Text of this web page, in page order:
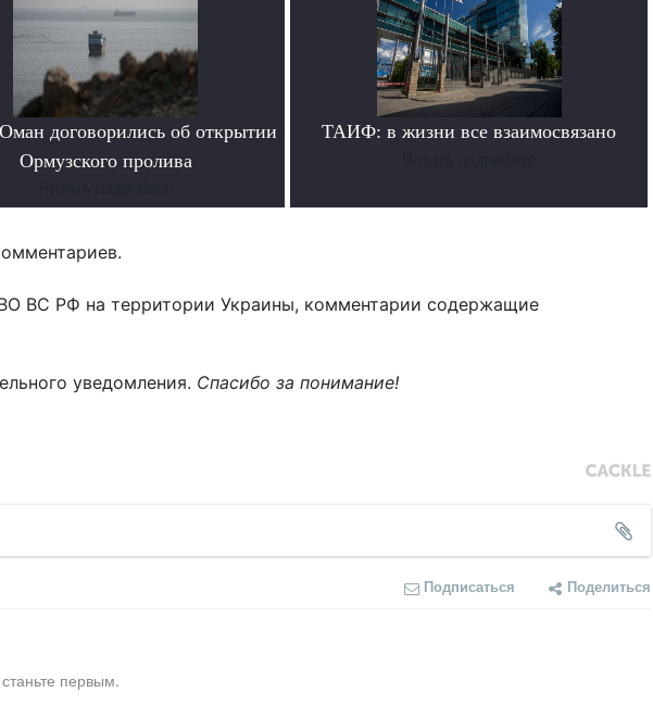
договорились об открытии
Ормузского пролива
ТАИФ: в жизни все взаимосвязано
ВС РФ на территории Украины, комментарии содержащие
уведомления. Спасибо за понимание!
Подписаться Поделиться
первым.